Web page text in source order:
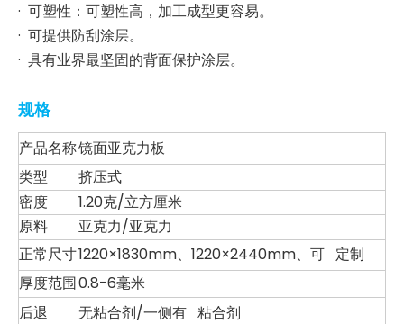
· 可塑性：可塑性高，加工成型更容易。
· 可提供防刮涂层。
· 具有业界最坚固的背面保护涂层。
规格
产品名称镜面亚克力板
类型
挤压式
密度
1.20克/立方厘米
原料
亚克力/亚克力
正常尺寸1220×1830mm、1220×2440mm、可 定制
厚度范围0.8-6毫米
后退
无粘合剂/一侧有 粘合剂